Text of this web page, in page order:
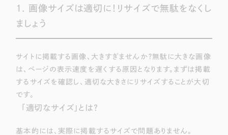
リープ・リクルーティング／採用業務代行
リープ・キャリア ／ 人材紹介サービス
完全成功報酬型のスカウト型ハイクラス人材紹介（岐阜・愛知）
カイゼンDX支援
Pace
1. 画像サイズは適切に！リサイズで無駄をなくし
ましょう
サイトに掲載する画像、大きすぎませんか？無駄に大きな画像
は、ページの表示速度を遅くする原因となります。まずは掲載
するサイズを確認し、適切な大きさにリサイズすることが大切
です。
「適切なサイズ」とは？
基本的には、実際に掲載するサイズで問題ありません。